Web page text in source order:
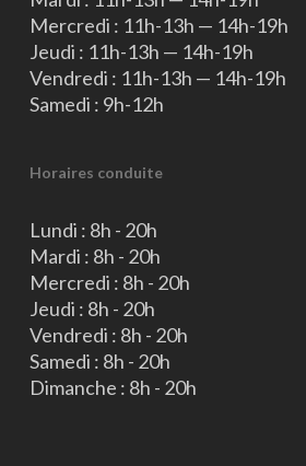
Mercredi : 11h-13h — 14h-19h
Jeudi : 11h-13h — 14h-19h
Vendredi : 11h-13h — 14h-19h
Samedi : 9h-12h
Horaires conduite
Lundi : 8h - 20h
Mardi : 8h - 20h
Mercredi : 8h - 20h
Jeudi : 8h - 20h
Vendredi : 8h - 20h
Samedi : 8h - 20h
Dimanche : 8h - 20h